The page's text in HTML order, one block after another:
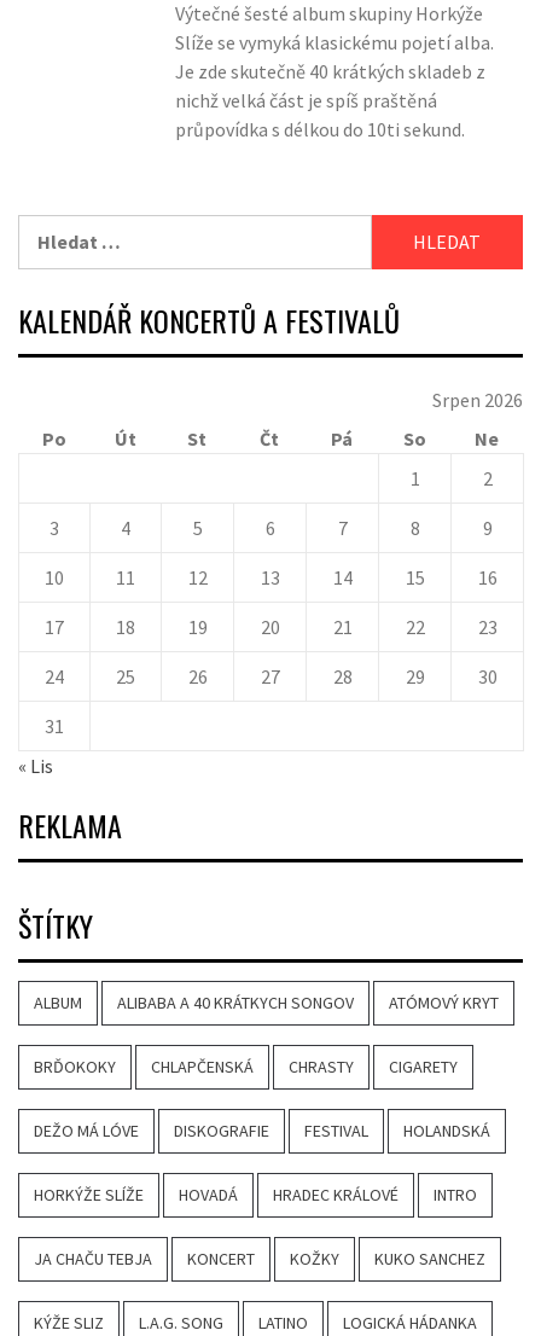
Výtečné šesté album skupiny Horkýže
Slíže se vymyká klasickému pojetí alba.
Je zde skutečně 40 krátkých skladeb z
nichž velká část je spíš praštěná
průpovídka s délkou do 10ti sekund.
KALENDÁŘ KONCERTŮ A FESTIVALŮ
Srpen 2026
Po
Út St Čt Pá So
Ne
1
2
3 4 5 6 7 8 9
10 11 12 13 14 15 16
17 18 19 20 21 22 23
24 25 26 27 28 29 30
31
« Lis
REKLAMA
ŠTÍTKY
ALBUM ALIBABA A 40 KRÁTKYCH SONGOV ATÓMOVÝ KRYT
BRĎOKOKY CHLAPČENSKÁ CHRASTY CIGARETY
DEŽO MÁ LÓVE DISKOGRAFIE FESTIVAL HOLANDSKÁ
HORKÝŽE SLÍŽE HOVADÁ HRADEC KRÁLOVÉ INTRO
JA CHAČU TEBJA KONCERT KOŽKY KUKO SANCHEZ
KÝŽE SLIZ L.A.G. SONG LATINO LOGICKÁ HÁDANKA